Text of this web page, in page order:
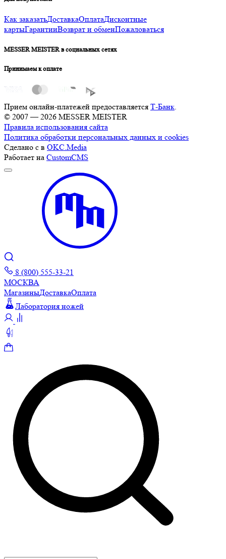
Как заказатьДоставкаОплатаДисконтные
картыГарантииВозврат и обменПожаловаться
MESSER MEISTER в социальных сетях
Принимаем к оплате
Прием онлайн-платежей предоставляется Т-Банк.
© 2007 — 2026 MESSER MEISTER
Правила использования сайта
Политика обработки персональных данных и cookies
Сделано с в OKC.Media
Работает на CustomCMS
8 (800) 555-33-21
МОСКВА
МагазиныДоставкаОплата
Лаборатория ножей